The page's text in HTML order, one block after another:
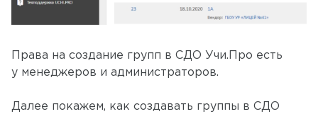
Права на создание групп в СДО Учи.Про есть
у менеджеров и администраторов.
Далее покажем, как создавать группы в СДО